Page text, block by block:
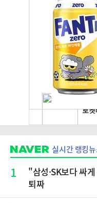
실시간 랭킹
1
"삼성·SK보다 싸
퇴짜